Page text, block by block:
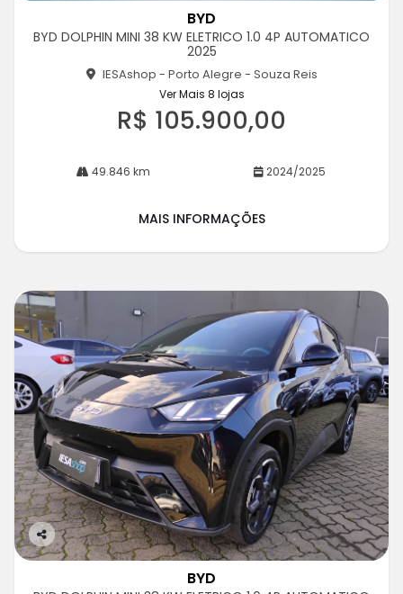
rtil
BYD
BYD DOLPHIN MINI 38 KW ELETRICO 1.0 4P AUTOMATICO
2025
IESAshop - Porto Alegre - Souza Reis
Ver Mais 8 lojas
R$ 105.900,00
49.846 km 2024/2025
MAIS INFORMAÇÕES
Co
BYD